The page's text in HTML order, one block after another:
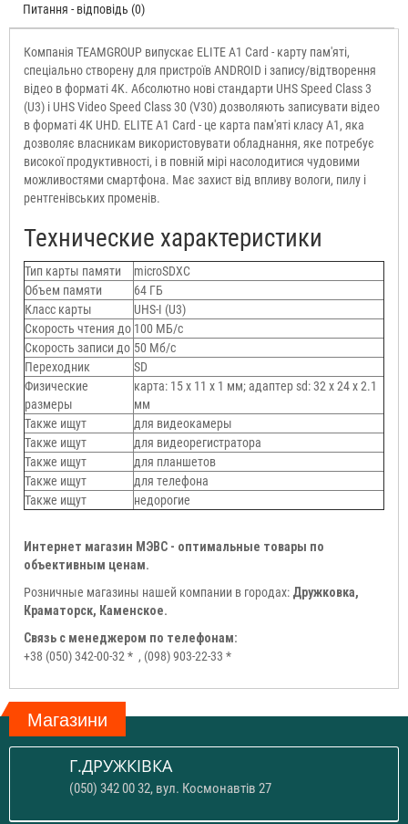
Питання - відповідь (0)
Компанія TEAMGROUP випускає ELITE A1 Card - карту пам'яті,
спеціально створену для пристроїв ANDROID і запису/відтворення
відео в форматі 4K. Абсолютно нові стандарти UHS Speed Class 3
(U3) і UHS Video Speed Class 30 (V30) дозволяють записувати відео
в форматі 4K UHD. ELITE A1 Card - це карта пам'яті класу A1, яка
дозволяє власникам використовувати обладнання, яке потребує
високої продуктивності, і в повній мірі насолодитися чудовими
можливостями смартфона. Має захист від впливу вологи, пилу і
рентгенівських променів.
Технические характеристики
Тип карты памяти
microSDXC
Объем памяти
64 ГБ
Класс карты
UHS-I (U3)
Скорость чтения до 100 МБ/с
Скорость записи до 50 Мб/с
Переходник
SD
Физические
размеры
карта: 15 х 11 х 1 мм; адаптер sd: 32 x 24 x 2.1
мм
Также ищут
для видеокамеры
Также ищут
для видеорегистратора
Также ищут
для планшетов
Также ищут
для телефона
Также ищут
недорогие
Интернет магазин МЭВС - оптимальные товары по
объективным ценам.
Розничные магазины нашей компании в городах: Дружковка,
Краматорск, Каменское.
Связь с менеджером по телефонам:
+38 (050) 342-00-32 * , (098) 903-22-33 *
Магазини
Г.ДРУЖКІВКА
(050) 342 00 32, вул. Космонавтів 27